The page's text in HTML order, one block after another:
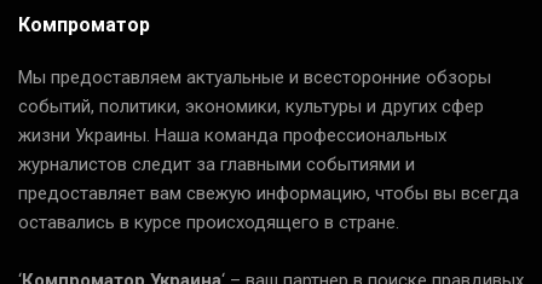
Компроматор
Мы предоставляем актуальные и всесторонние обзоры
событий, политики, экономики, культуры и других сфер
жизни Украины. Наша команда профессиональных
журналистов следит за главными событиями и
предоставляет вам свежую информацию, чтобы вы всегда
оставались в курсе происходящего в стране.